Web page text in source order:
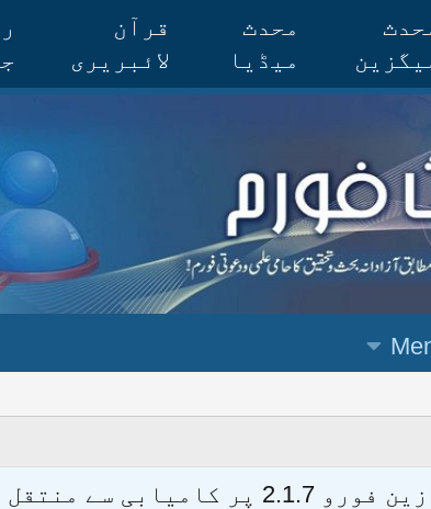
محدث
میڈیا
قرآن
لائبریری
الحمدللہ محدث فورم کو نئےسافٹ ویئر